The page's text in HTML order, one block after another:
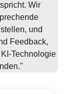
Wir
und
Feedback,
Technologie